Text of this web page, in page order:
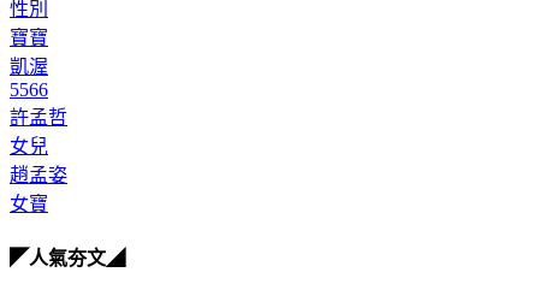
性別
寶寶
凱渥
5566
許孟哲
女兒
趙孟姿
女寶
◤人氣夯文◢